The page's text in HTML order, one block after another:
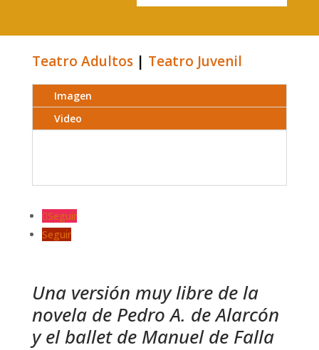
Teatro Adultos| Teatro Juvenil
Imagen
Video
Seguir
Seguir
Una versión muy libre de la
novela de Pedro A. de Alarcón
y el ballet de Manuel de Falla